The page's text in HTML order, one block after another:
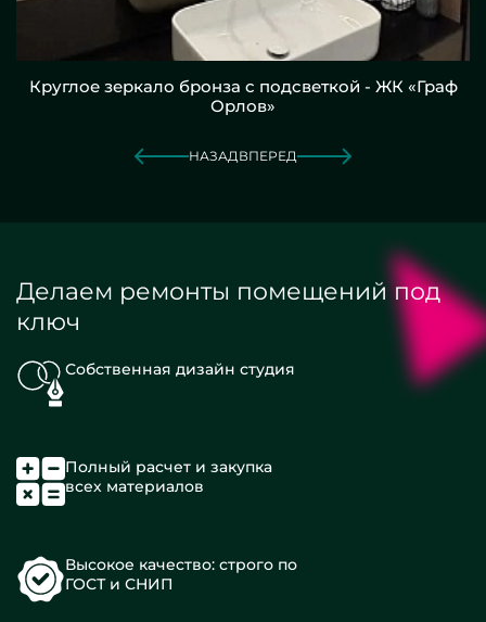
Круглое зеркало бронза с подсветкой - ЖК «Граф
Орлов»
НАЗАДВПЕРЕД
Делаем ремонты помещений под
ключ
Собственная дизайн студия
Полный расчет и закупка
всех материалов
Высокое качество: строго по
ГОСТ и СНИП